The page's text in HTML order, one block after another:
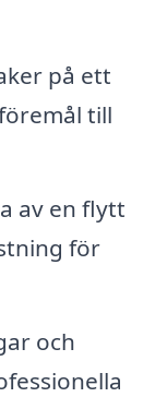
på ett
till
av en flytt
för
och